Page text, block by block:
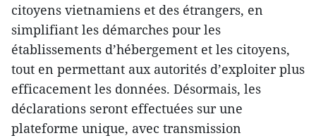
citoyens vietnamiens et des étrangers, en
simplifiant les démarches pour les
établissements d’hébergement et les citoyens,
tout en permettant aux autorités d’exploiter plus
efficacement les données. Désormais, les
déclarations seront effectuées sur une
plateforme unique, avec transmission